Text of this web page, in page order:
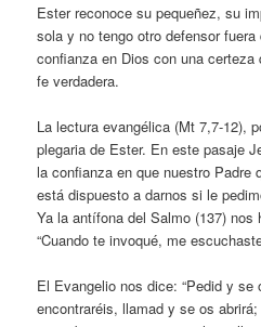
Ester reconoce su pequeñez, su
sola y no tengo otro defensor
confianza en Dios con una certeza
fe verdadera.
La lectura evangélica (Mt 7,7-12),
plegaria de Ester. En este pasaje
la confianza en que nuestro Padre
está dispuesto a darnos si le
Ya la antífona del Salmo (137) nos
“Cuando te invoqué, me
El Evangelio nos dice: “Pedid y se
encontraréis, llamad y se os